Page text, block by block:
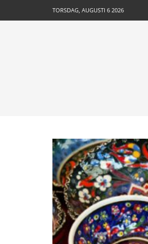
TORSDAG, AUGUSTI 6 2026